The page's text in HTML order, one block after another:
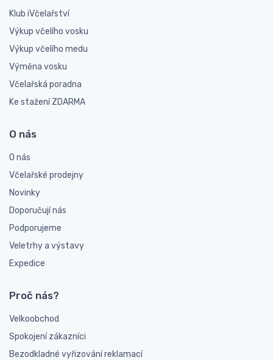
Klub iVčelařství
Výkup včelího vosku
Výkup včelího medu
Výměna vosku
Včelařská poradna
Ke stažení ZDARMA
O nás
O nás
Včelařské prodejny
Novinky
Doporučují nás
Podporujeme
Veletrhy a výstavy
Expedice
Proč nás?
Velkoobchod
Spokojení zákazníci
Bezodkladné vyřizování reklamací